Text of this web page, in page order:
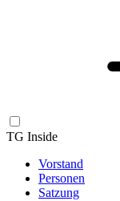
TG Inside
Vorstand
Personen
Satzung